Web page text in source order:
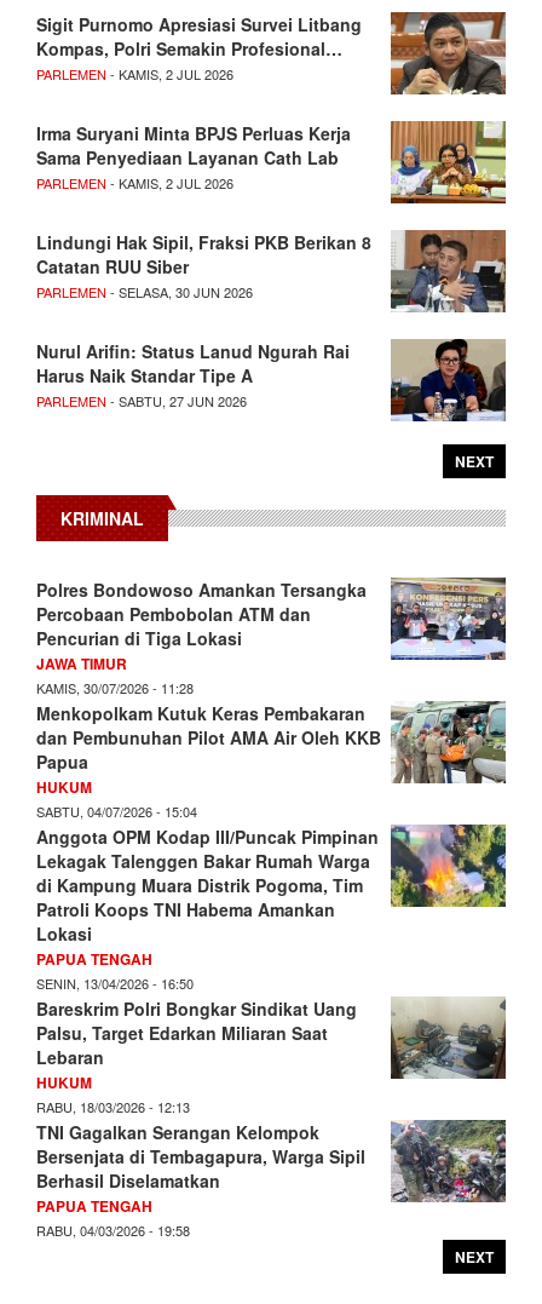
Sigit Purnomo Apresiasi Survei Litbang
Kompas, Polri Semakin Profesional…
PARLEMEN - KAMIS, 2 JUL 2026
Irma Suryani Minta BPJS Perluas Kerja
Sama Penyediaan Layanan Cath Lab
PARLEMEN - KAMIS, 2 JUL 2026
Lindungi Hak Sipil, Fraksi PKB Berikan 8
Catatan RUU Siber
PARLEMEN - SELASA, 30 JUN 2026
Nurul Arifin: Status Lanud Ngurah Rai
Harus Naik Standar Tipe A
PARLEMEN - SABTU, 27 JUN 2026
NEXT
KRIMINAL
Polres Bondowoso Amankan Tersangka
Percobaan Pembobolan ATM dan
Pencurian di Tiga Lokasi
JAWA TIMUR
KAMIS, 30/07/2026 - 11:28
Menkopolkam Kutuk Keras Pembakaran
dan Pembunuhan Pilot AMA Air Oleh KKB
Papua
HUKUM
SABTU, 04/07/2026 - 15:04
Anggota OPM Kodap III/Puncak Pimpinan
Lekagak Talenggen Bakar Rumah Warga
di Kampung Muara Distrik Pogoma, Tim
Patroli Koops TNI Habema Amankan
Lokasi
PAPUA TENGAH
SENIN, 13/04/2026 - 16:50
Bareskrim Polri Bongkar Sindikat Uang
Palsu, Target Edarkan Miliaran Saat
Lebaran
HUKUM
RABU, 18/03/2026 - 12:13
TNI Gagalkan Serangan Kelompok
Bersenjata di Tembagapura, Warga Sipil
Berhasil Diselamatkan
PAPUA TENGAH
RABU, 04/03/2026 - 19:58
NEXT